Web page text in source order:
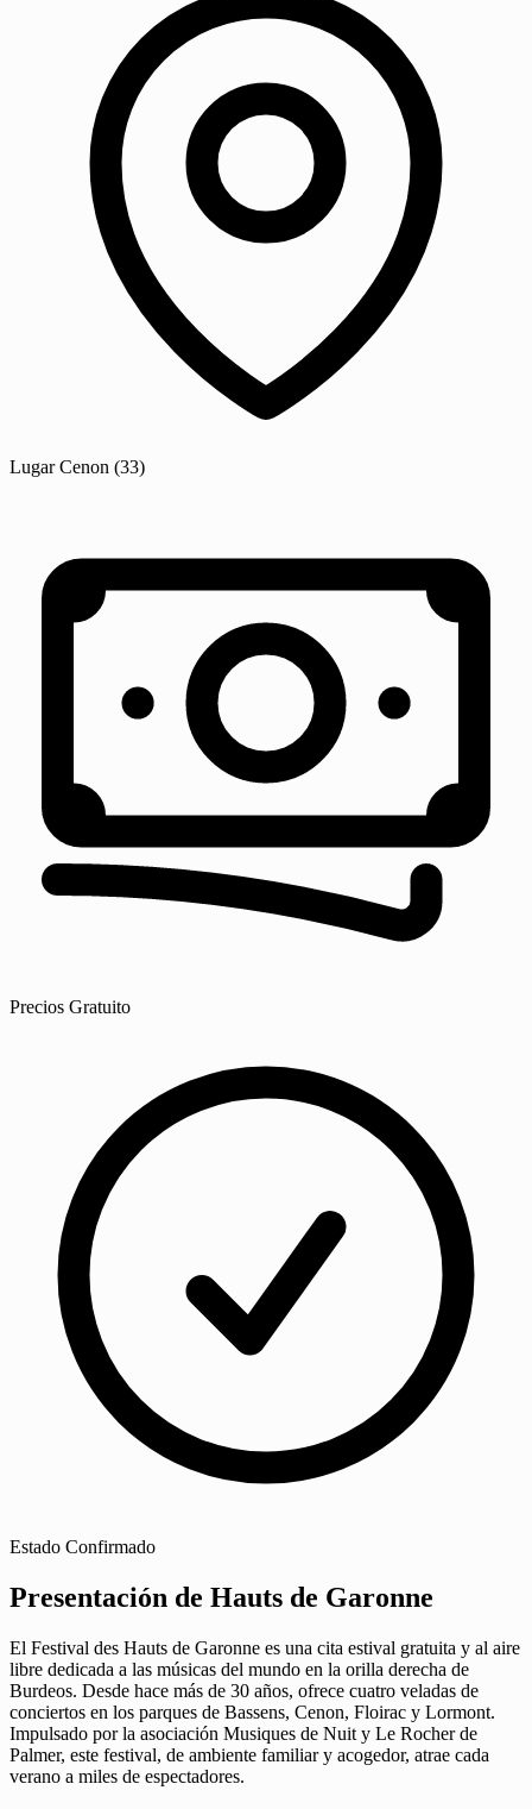
Lugar Cenon (33)
Precios Gratuito
Estado Confirmado
Presentación de Hauts de Garonne
El Festival des Hauts de Garonne es una cita estival gratuita y al aire
libre dedicada a las músicas del mundo en la orilla derecha de
Burdeos. Desde hace más de 30 años, ofrece cuatro veladas de
conciertos en los parques de Bassens, Cenon, Floirac y Lormont.
Impulsado por la asociación Musiques de Nuit y Le Rocher de
Palmer, este festival, de ambiente familiar y acogedor, atrae cada
verano a miles de espectadores.